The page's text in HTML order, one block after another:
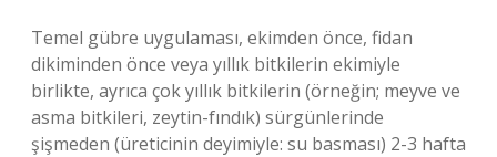
Temel gübre uygulaması, ekimden önce, fidan
dikiminden önce veya yıllık bitkilerin ekimiyle
birlikte, ayrıca çok yıllık bitkilerin (örneğin; meyve ve
asma bitkileri, zeytin-fındık) sürgünlerinde
şişmeden (üreticinin deyimiyle: su basması) 2-3 hafta